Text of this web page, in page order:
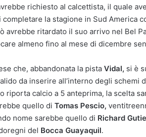
richiesto al calcettista, il quale
la stagione in Sud America
avrebbe ritardato il suo arrivo nel Bel
almeno fino al mese di dicembre
che, abbandonata la pista Vidal, si è
da inserire all’interno degli schemi
riporta calcio a 5 anteprima, la scelta
quello di Tomas Pescio,
nome sarebbe quello di Richard
del Bocca Guayaquil.